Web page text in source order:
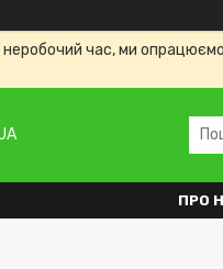
неробочий час, ми
ПРО